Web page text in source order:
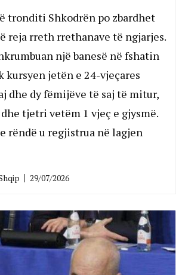
tronditi Shkodrën po zbardhet
reja rreth rrethanave të ngjarjes.
një banesë në fshatin
kursyen jetën e 24-vjeçares
dhe dy fëmijëve të saj të mitur,
tjetri vetëm 1 vjeç e gjysmë.
rëndë u regjistrua në lagjen
29/07/2026